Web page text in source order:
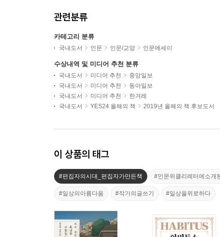
관련분류
카테고리 분류
국내도서 인문 인문/교양 인문에세이
수상내역 및 미디어 추천 분류
국내도서 미디어 추천
중앙일보
국내도서
미디어 추천
동아일보
국내도서
미디어 추천
한겨레
국내도서
YES24 올해의 책 2019년 올해의 책 후보도서
이 상품의 태그
#편집자의시대_편집자가만든책 #인문위클리레터에소개
#일상의아름다움 #작가의글쓰기 #일상을위로하다